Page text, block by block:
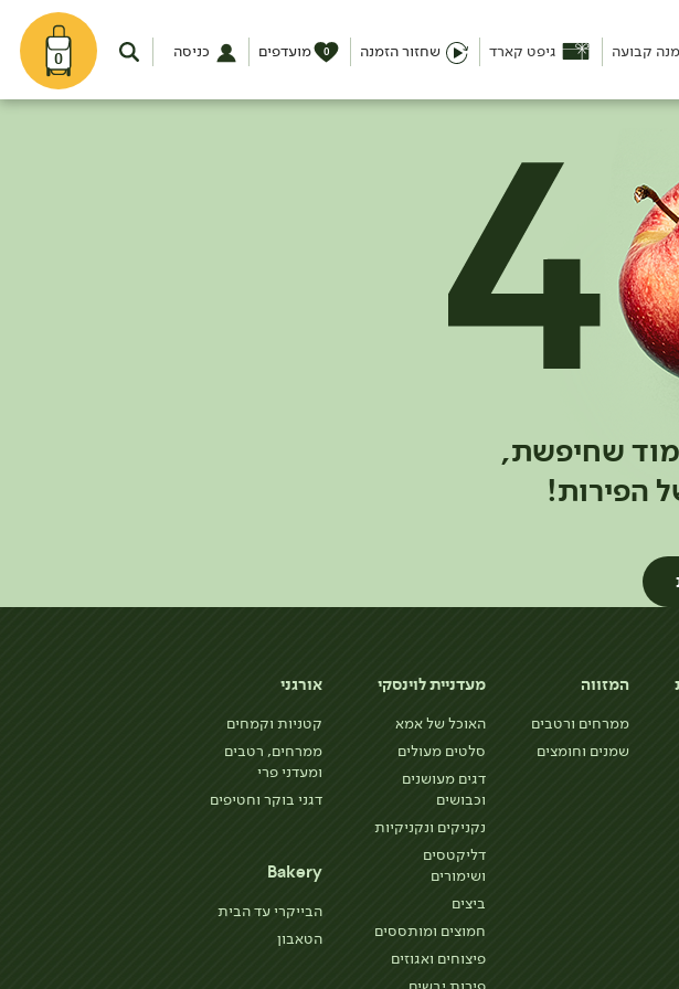
0 קבועה גיפט קארד שחזור הזמנה מועדפים 0 כניסה
שחיפשת,
הפירות!
המזווה
ממרחים ורטבים
שמנים וחומצים
מעדניית לוינסקי
האוכל של אמא
סלטים מעולים
דגים מעושנים
וכבושים
נקניקים ונקניקיות
דליקטסים
ושימורים
ביצים
חמוצים ומותססים
פיצוחים ואגוזים
אורגני
קטניות וקמחים
ממרחים, רטבים
ומעדני פרי
דגני בוקר וחטיפים
Bakery
הבייקרי עד הבית
הטאבון